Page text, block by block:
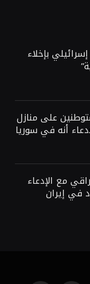
بإخلاء
على منازل
أنه في سوريا
مع الإدعاء
في إيران